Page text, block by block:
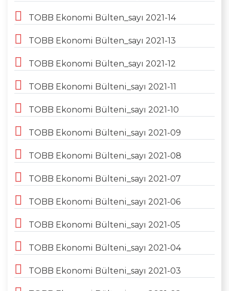
TOBB Ekonomi Bülten_sayı 2021-14
TOBB Ekonomi Bülten_sayı 2021-13
TOBB Ekonomi Bülten_sayı 2021-12
TOBB Ekonomi Bülteni_sayı 2021-11
TOBB Ekonomi Bülteni_sayı 2021-10
TOBB Ekonomi Bülteni_sayı 2021-09
TOBB Ekonomi Bülteni_sayı 2021-08
TOBB Ekonomi Bülteni_sayı 2021-07
TOBB Ekonomi Bülteni_sayı 2021-06
TOBB Ekonomi Bülteni_sayı 2021-05
TOBB Ekonomi Bülteni_sayı 2021-04
TOBB Ekonomi Bülteni_sayı 2021-03